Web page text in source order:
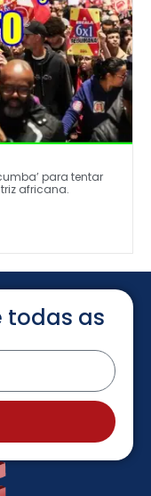
para tentar
africana.
todas as